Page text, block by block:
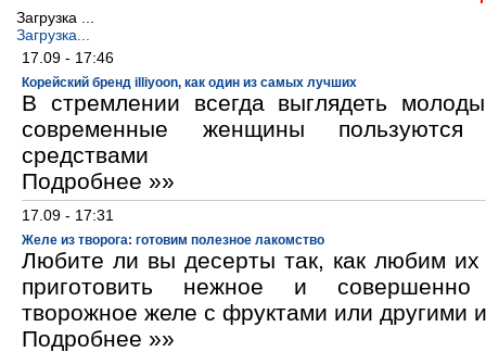
Загрузка ...
Загрузка...
17.09 - 17:46
Корейский бренд illiyoon, как один из самых лучших
В стремлении всегда выглядеть
современные женщины пользуются
средствами
Подробнее »»
17.09 - 17:31
Желе из творога: готовим полезное лакомство
Любите ли вы десерты так, как любим
приготовить нежное и
творожное желе с фруктами или другими
Подробнее »»